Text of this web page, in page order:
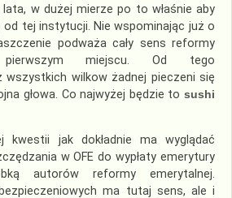
w dużej mierze po to właśnie aby
tej instytucji. Nie wspominając już o
podważa cały sens reformy
miejscu. Od tego
wszystkich wilkow żadnej pieczeni się
głowa. Co najwyżej będzie to sushi
kwestii jak dokładnie ma wyglądać
w OFE do wypłaty emerytury
autorów reformy emerytalnej.
ma tutaj sens, ale i